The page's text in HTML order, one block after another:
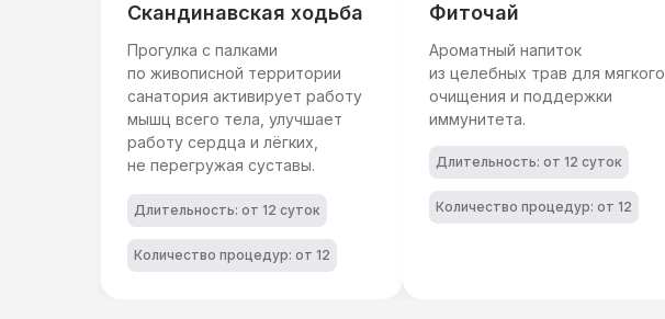
Скандинавская ходьба
Прогулка с палками
по живописной территории
санатория активирует работу
мышц всего тела, улучшает
работу сердца и лёгких,
не перегружая суставы.
Длительность: от 12 суток
Количество процедур: от 12
Фиточай
Ароматный напиток
из целебных трав для мягкого
очищения и поддержки
иммунитета.
Длительность: от 12 суток
Количество процедур: от 12